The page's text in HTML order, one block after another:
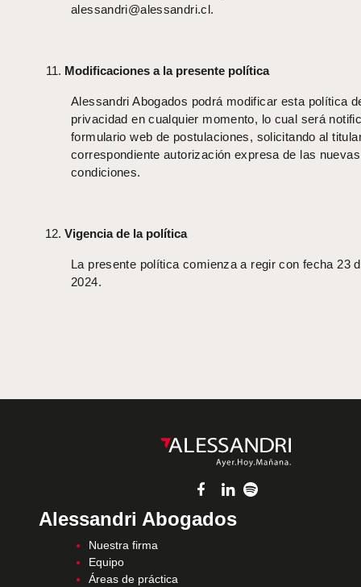
alessandri@alessandri.cl.
Modificaciones a la presente política
Alessandri Abogados podrá modificar esta política
privacidad en cualquier momento, lo cual será
formulario web de postulaciones, solicitando al
correspondiente autorización expresa de las nuevas
condiciones.
Vigencia de la política
La presente política comienza a regir con fecha 23
2024.
Alessandri Abogados
Nuestra firma
Equipo
Áreas de práctica